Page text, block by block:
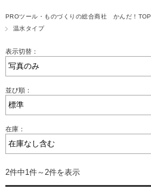
PROツール・ものづくりの総合商社 かんだ！TOP
温水タイプ
表示切替：
並び順：
在庫：
2件中1件～2件を表示